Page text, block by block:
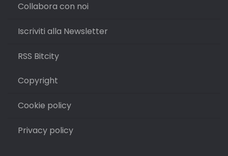
Collabora con noi
Iscriviti alla Newsletter
RSS Bitcity
Copyright
Cookie policy
Privacy policy